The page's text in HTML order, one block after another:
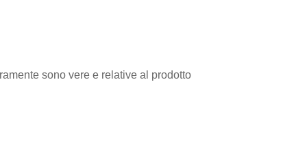
sono vere e relative al prodotto